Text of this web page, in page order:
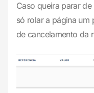
Caso queira parar
só rolar a página um
de cancelamento da